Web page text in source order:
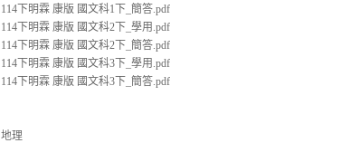
114下明霖 康版 國文科1下_簡答.pdf
114下明霖 康版 國文科2下_學用.pdf
114下明霖 康版 國文科2下_簡答.pdf
114下明霖 康版 國文科3下_學用.pdf
114下明霖 康版 國文科3下_簡答.pdf
地理